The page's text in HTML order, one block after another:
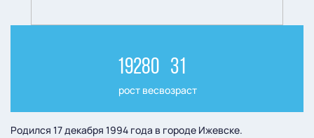
192
рост
80
вес
31
возраст
Родился 17 декабря 1994 года в городе Ижевске.